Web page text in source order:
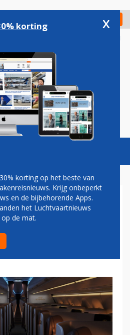
Check in
Podcasts Vacatures
BEZORGT
MIDDEN-
korting x
korting op het beste van
Krijg onbeperkt
en de bijbehorende Apps.
het Luchtvaartnieuws
de mat.